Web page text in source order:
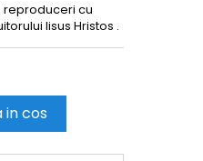
reproduceri cu
Iisus Hristos .
in cos